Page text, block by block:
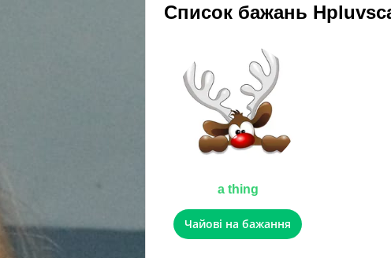
Список бажань
a thing
Чайові на бажання